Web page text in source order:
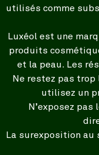
utilisés comme
Luxéol est une
produits
et la peau. Les
Ne restez pas
utilisez un
N’exposez
La surexposition au